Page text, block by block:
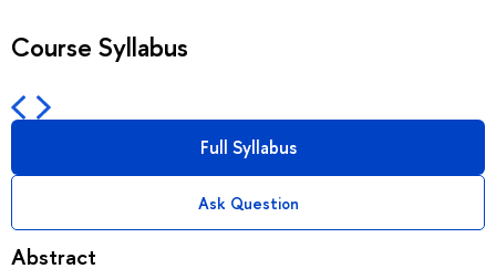
Course Syllabus
Full Syllabus
Ask Question
Abstract